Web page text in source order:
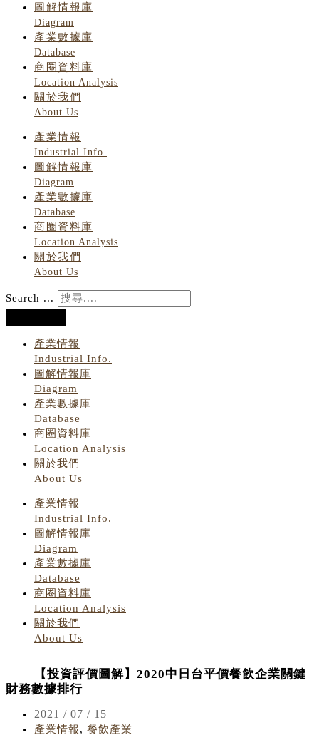
圖解情報庫
Diagram
產業數據庫
Database
商圈資料庫
Location Analysis
關於我們
About Us
產業情報
Industrial Info.
圖解情報庫
Diagram
產業數據庫
Database
商圈資料庫
Location Analysis
關於我們
About Us
Search ...
產業情報
Industrial Info.
圖解情報庫
Diagram
產業數據庫
Database
商圈資料庫
Location Analysis
關於我們
About Us
產業情報
Industrial Info.
圖解情報庫
Diagram
產業數據庫
Database
商圈資料庫
Location Analysis
關於我們
About Us
【投資評價圖解】2020中日台平價餐飲企業關鍵
財務數據排行
2021 / 07 / 15
產業情報, 餐飲產業